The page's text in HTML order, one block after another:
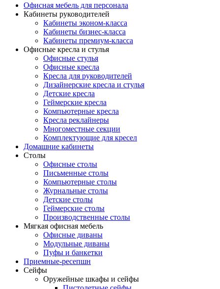
Офисная мебель для персонала
Кабинеты руководителей
Кабинеты эконом-класса
Кабинеты бизнес-класса
Кабинеты премиум-класса
Офисные кресла и стулья
Офисные стулья
Офисные кресла
Кресла для руководителей
Дизайнерские кресла и стулья
Детские кресла
Геймерские кресла
Компьютерные кресла
Кресла реклайнеры
Многоместные секции
Комплектующие для кресел
Домашние кабинеты
Столы
Офисные столы
Письменные столы
Компьютерные столы
Журнальные столы
Детские столы
Геймерские столы
Производственные столы
Мягкая офисная мебель
Офисные диваны
Модульные диваны
Пуфы и банкетки
Приемные-ресепшн
Сейфы
Оружейные шкафы и сейфы